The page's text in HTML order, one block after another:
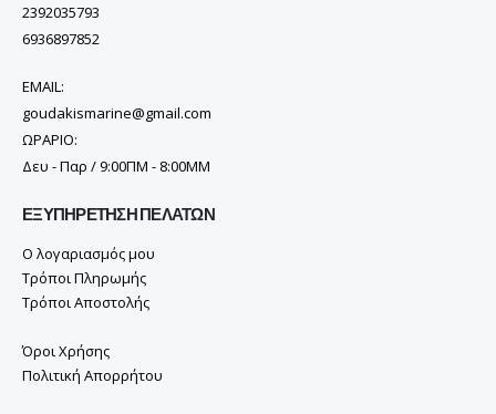
2392035793
6936897852
EMAIL:
goudakismarine@gmail.com
ΩΡΑΡΙΟ:
Δευ - Παρ / 9:00ΠΜ - 8:00ΜΜ
ΕΞΥΠΗΡΈΤΗΣΗ ΠΕΛΑΤΏΝ
Ο λογαριασμός μου
Τρόποι Πληρωμής
Τρόποι Αποστολής
Όροι Χρήσης
Πολιτική Απορρήτου